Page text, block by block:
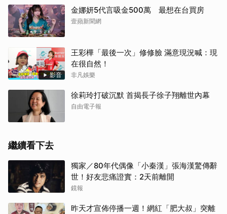
金娜妍5代言吸金500萬 最想在台買房
壹蘋新聞網
影音
王彩樺「最後一次」修修臉 滿意現況喊：現
在很自然！
非凡娛樂
徐莉玲打破沉默 首揭長子徐子翔離世內幕
自由電子報
繼續看下去
獨家／80年代偶像「小秦漢」張海漢驚傳辭
世！好友悲痛證實：2天前離開
鏡報
昨天才宣佈停播一週！網紅「肥大叔」突離